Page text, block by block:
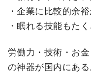
・企業に比較的余
・眠れる技能もた
労働力・技術・お
の神器が国内にあ